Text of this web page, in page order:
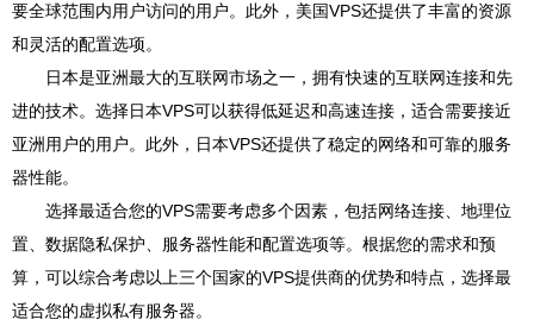
要全球范围内用户访问的用户。此外，美国VPS还提供了丰富的资源
和灵活的配置选项。
日本是亚洲最大的互联网市场之一，拥有快速的互联网连接和先
进的技术。选择日本VPS可以获得低延迟和高速连接，适合需要接近
亚洲用户的用户。此外，日本VPS还提供了稳定的网络和可靠的服务
器性能。
选择最适合您的VPS需要考虑多个因素，包括网络连接、地理位
置、数据隐私保护、服务器性能和配置选项等。根据您的需求和预
算，可以综合考虑以上三个国家的VPS提供商的优势和特点，选择最
适合您的虚拟私有服务器。